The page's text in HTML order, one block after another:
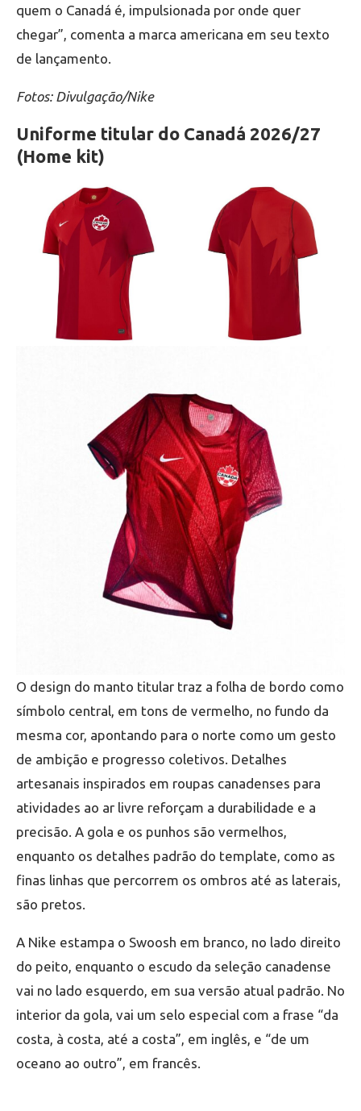
quem o Canadá é, impulsionada por onde quer
chegar”, comenta a marca americana em seu texto
de lançamento.
Fotos: Divulgação/Nike
Uniforme titular do Canadá 2026/27
(Home kit)
O design do manto titular traz a folha de bordo como
símbolo central, em tons de vermelho, no fundo da
mesma cor, apontando para o norte como um gesto
de ambição e progresso coletivos. Detalhes
artesanais inspirados em roupas canadenses para
atividades ao ar livre reforçam a durabilidade e a
precisão. A gola e os punhos são vermelhos,
enquanto os detalhes padrão do template, como as
finas linhas que percorrem os ombros até as laterais,
são pretos.
A Nike estampa o Swoosh em branco, no lado direito
do peito, enquanto o escudo da seleção canadense
vai no lado esquerdo, em sua versão atual padrão. No
interior da gola, vai um selo especial com a frase “da
costa, à costa, até a costa”, em inglês, e “de um
oceano ao outro”, em francês.